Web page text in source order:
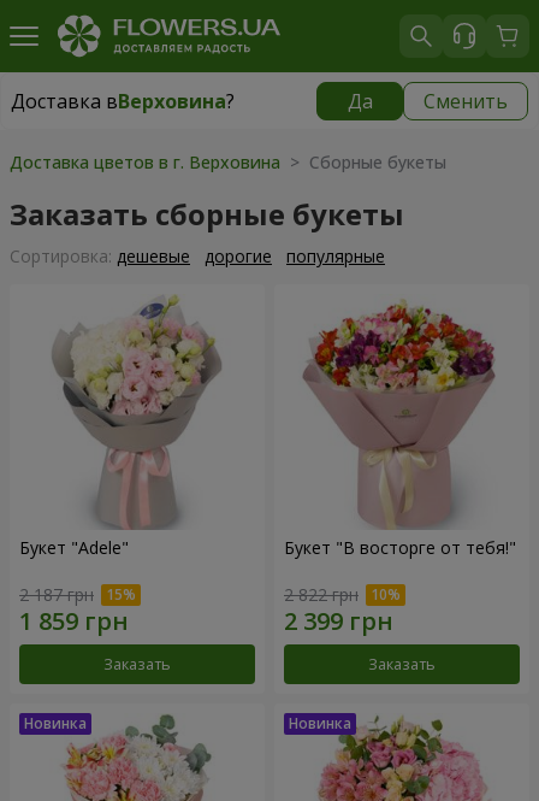
Доставка вВерховина? Да Сменить
Доставка вВерховина|
Доставка цветов в г. Верховина > Сборные букеты
Заказать сборные букеты
Cортировка: дешевые дорогие популярные
Букет "Adele"
2 187 грн
Заказать
Букет "В восторге от тебя!"
2 822 грн
Заказать